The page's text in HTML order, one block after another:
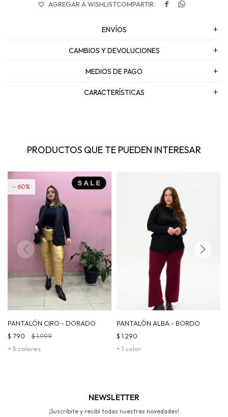
 
ENVÍOS
CAMBIOS Y DEVOLUCIONES
MEDIOS DE PAGO
CARACTERÍSTICAS
PRODUCTOS QUE TE PUEDEN INTERESAR
PANTALÓN CIRO - DORADO
+ 5 colores
$ 790 $1.999
60
PANTALÓN ALBA - BORDO
+ 1 color
$ 1.290
NEWSLETTER
¡Suscribite y recibí todas nuestras novedades!